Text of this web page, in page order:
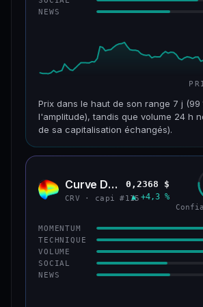
CONFIANCE
NEWS
Prix dans le haut de son range 7 j (99
l'amplitude), tandis que volume 24 h
de sa capitalisation échangés).
CAP. MARCHÉ VOLUME
VAR. 7 J VAR.
+82,3 %
VS ATH
−69,6 % #65
CONFIANCE
CRV Curve DAO
CRV · capi #115
0,2368 $
▲ +4,3 %
MOMENTUM
TECHNIQUE
VOLUME
SOCIAL
NEWS